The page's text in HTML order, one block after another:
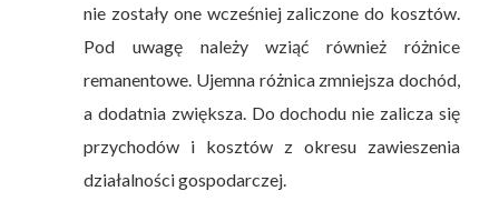
nie zostały one wcześniej zaliczone do kosztów.
Pod uwagę należy wziąć również różnice
remanentowe. Ujemna różnica zmniejsza dochód,
a dodatnia zwiększa. Do dochodu nie zalicza się
przychodów i kosztów z okresu zawieszenia
działalności gospodarczej.